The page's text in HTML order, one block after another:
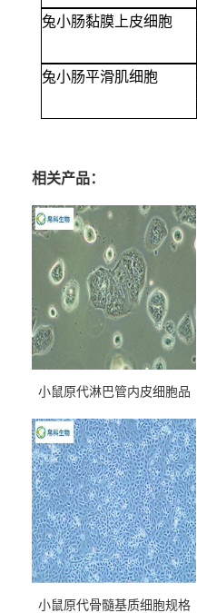
兔小肠黏膜上皮细胞
兔小肠平滑肌细胞
相关产品：
小鼠原代淋巴管内皮细胞品
小鼠原代骨髓基质细胞规格